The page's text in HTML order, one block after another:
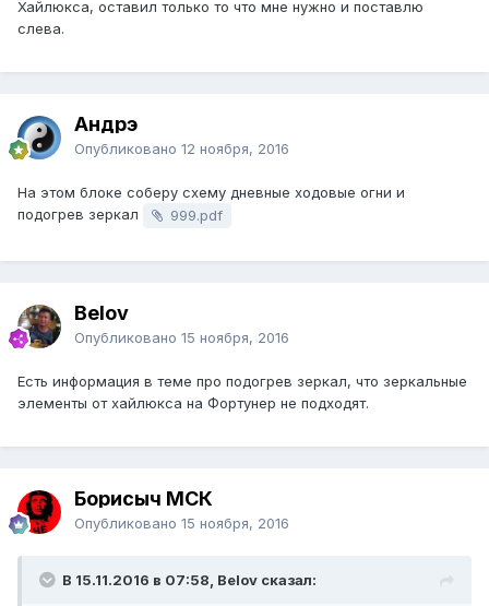
Хайлюкса, оставил только то что мне нужно и поставлю
слева.
Андрэ
Опубликовано 12 ноября, 2016
На этом блоке соберу схему дневные ходовые огни и
подогрев зеркал
999.pdf
Belov
Опубликовано 15 ноября, 2016
Есть информация в теме про подогрев зеркал, что зеркальные
элементы от хайлюкса на Фортунер не подходят.
Борисыч МСК
Опубликовано 15 ноября, 2016
В 15.11.2016 в 07:58, Belov сказал: